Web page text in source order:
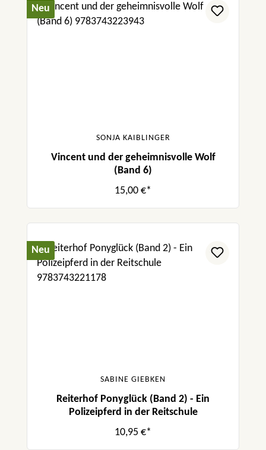
Neu
SONJA KAIBLINGER
Vincent und der geheimnisvolle Wolf
(Band 6)
15,00 €*
Neu
SABINE GIEBKEN
Reiterhof Ponyglück (Band 2) - Ein
Polizeipferd in der Reitschule
10,95 €*